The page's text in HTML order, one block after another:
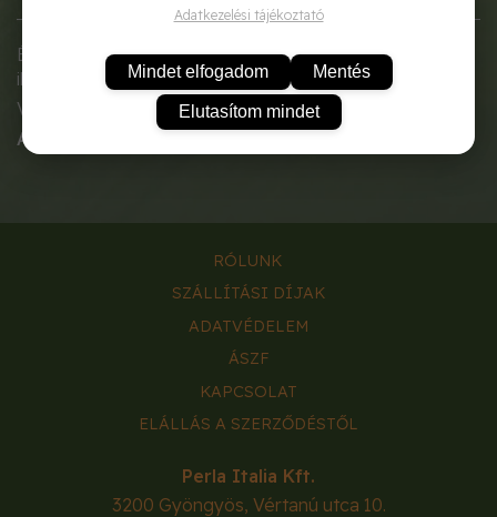
Évelő, illatos növény, bőséges, gyönyörű és elegáns
illatos virágokkal.
Vágott virág, virágágyások, beültetések stb.
A tasak tartalma:
RÓLUNK
SZÁLLÍTÁSI DÍJAK
ADATVÉDELEM
ÁSZF
KAPCSOLAT
ELÁLLÁS A SZERZŐDÉSTŐL
Perla Italia Kft.
3200 Gyöngyös, Vértanú utca 10.
Adatkezelési tájékoztató
Mindet elfogadom Mentés
Elutasítom mindet